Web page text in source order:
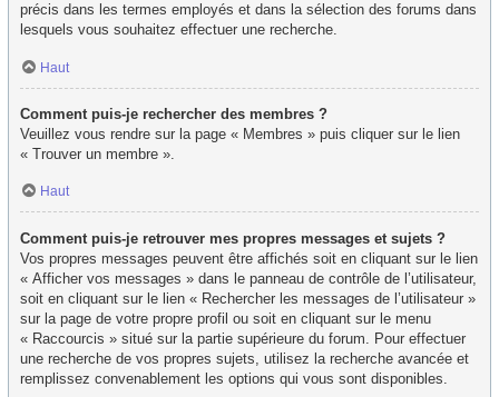
précis dans les termes employés et dans la sélection des forums dans
lesquels vous souhaitez effectuer une recherche.
Haut
Comment puis-je rechercher des membres ?
Veuillez vous rendre sur la page « Membres » puis cliquer sur le lien
« Trouver un membre ».
Haut
Comment puis-je retrouver mes propres messages et sujets ?
Vos propres messages peuvent être affichés soit en cliquant sur le lien
« Afficher vos messages » dans le panneau de contrôle de l’utilisateur,
soit en cliquant sur le lien « Rechercher les messages de l’utilisateur »
sur la page de votre propre profil ou soit en cliquant sur le menu
« Raccourcis » situé sur la partie supérieure du forum. Pour effectuer
une recherche de vos propres sujets, utilisez la recherche avancée et
remplissez convenablement les options qui vous sont disponibles.